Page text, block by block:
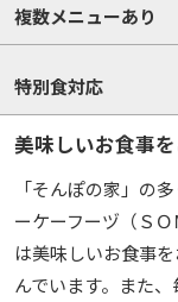
複数メニューあり
特別食対応
美味しいお食事
「そんぽの家」の
ーケーフーヅ（Ｓ
は美味しいお食事
んでいます。また